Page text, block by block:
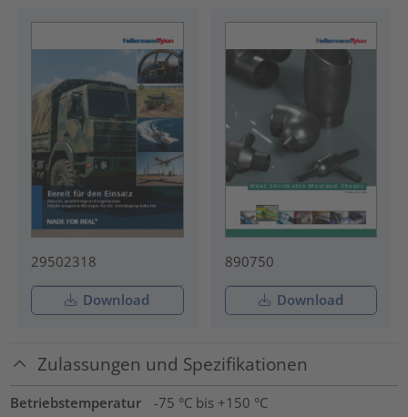
29502318
Download
890750
Download
Zulassungen und Spezifikationen
Betriebstemperatur
-75 °C bis +150 °C